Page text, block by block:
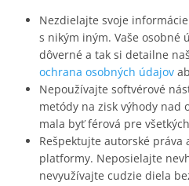
Nezdielajte svoje
s nikým iným. Vaše osobné
dôverné a tak si detailne
ochrana osobných údajov
Nepoužívajte softvérové
metódy na zisk výhody nad
mala byť férová pre
Rešpektujte autorské práva
platformy. Neposielajte
nevyužívajte cudzie diela